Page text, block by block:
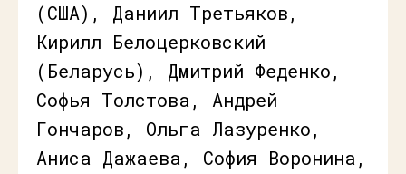
(США), Даниил Третьяков,
Кирилл Белоцерковский
(Беларусь), Дмитрий Феденко,
Софья Толстова, Андрей
Гончаров, Ольга Лазуренко,
Аниса Дажаева, София Воронина,